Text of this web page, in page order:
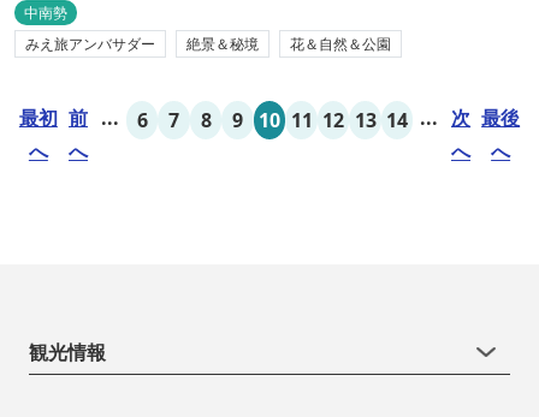
中南勢
みえ旅アンバサダー
絶景＆秘境 花＆自然＆公園
最初
へ
前
へ
... 6 7 8 9 10 11 12 13 14 ... 次
へ
最後
へ
観光情報